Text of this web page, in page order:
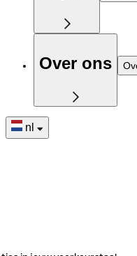
Over ons
nl